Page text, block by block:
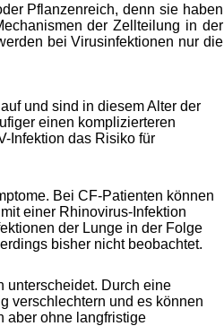
Pflanzenreich, denn sie haben
der Zellteilung in der
bei Virusinfektionen nur die
und sind in diesem Alter der
einen komplizierteren
Infektion das Risiko für
Bei CF-Patienten können
einer Rhinovirus-Infektion
der Lunge in der Folge
bisher nicht beobachtet.
unterscheidet. Durch eine
verschlechtern und es können
aber ohne langfristige